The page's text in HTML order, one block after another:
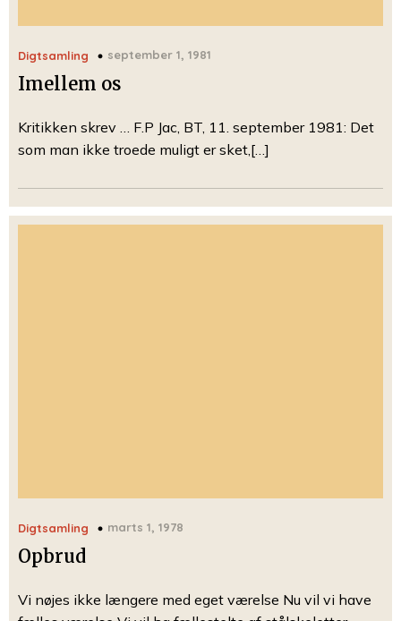
Digtsamling september 1, 1981
Imellem os
Kritikken skrev … F.P Jac, BT, 11. september 1981: Det
som man ikke troede muligt er sket,[…]
Digtsamling marts 1, 1978
Opbrud
Vi nøjes ikke længere med eget værelse Nu vil vi have